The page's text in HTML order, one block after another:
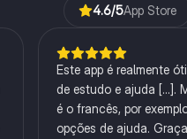
4.6/5App Store
Este app é realmente
de estudo e ajuda [...].
é o francês, por
opções de ajuda.